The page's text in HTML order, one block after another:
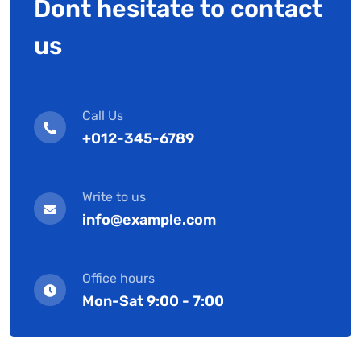
Dont hesitate to contact
us
Call Us
+012-345-6789
Write to us
info@example.com
Office hours
Mon-Sat 9:00 - 7:00